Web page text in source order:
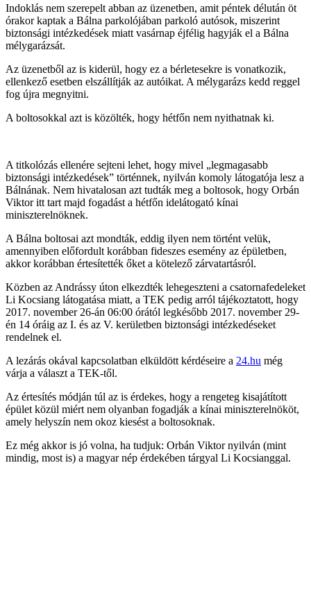
Indoklás nem szerepelt abban az üzenetben, amit péntek délután öt
órakor kaptak a Bálna parkolójában parkoló autósok, miszerint
biztonsági intézkedések miatt vasárnap éjfélig hagyják el a Bálna
mélygarázsát.
Az üzenetből az is kiderül, hogy ez a bérletesekre is vonatkozik,
ellenkező esetben elszállítják az autóikat. A mélygarázs kedd reggel
fog újra megnyitni.
A boltosokkal azt is közölték, hogy hétfőn nem nyithatnak ki.
A titkolózás ellenére sejteni lehet, hogy mivel „legmagasabb
biztonsági intézkedések” történnek, nyilván komoly látogatója lesz a
Bálnának. Nem hivatalosan azt tudták meg a boltosok, hogy Orbán
Viktor itt tart majd fogadást a hétfőn idelátogató kínai
miniszterelnöknek.
A Bálna boltosai azt mondták, eddig ilyen nem történt velük,
amennyiben előfordult korábban fideszes esemény az épületben,
akkor korábban értesítették őket a kötelező zárvatartásról.
Közben az Andrássy úton elkezdték lehegeszteni a csatornafedeleket
Li Kocsiang látogatása miatt, a TEK pedig arról tájékoztatott, hogy
2017. november 26-án 06:00 órától legkésőbb 2017. november 29-
én 14 óráig az I. és az V. kerületben biztonsági intézkedéseket
rendelnek el.
A lezárás okával kapcsolatban elküldött kérdéseire a 24.hu még
várja a választ a TEK-től.
Az értesítés módján túl az is érdekes, hogy a rengeteg kisajátított
épület közül miért nem olyanban fogadják a kínai miniszterelnököt,
amely helyszín nem okoz kiesést a boltosoknak.
Ez még akkor is jó volna, ha tudjuk: Orbán Viktor nyilván (mint
mindig, most is) a magyar nép érdekében tárgyal Li Kocsianggal.